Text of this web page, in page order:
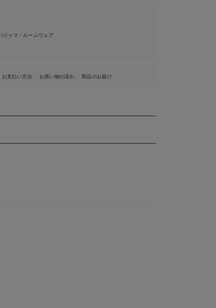
ジャマ・ルームウェア
お支払い方法 お買い物の流れ 商品のお届け